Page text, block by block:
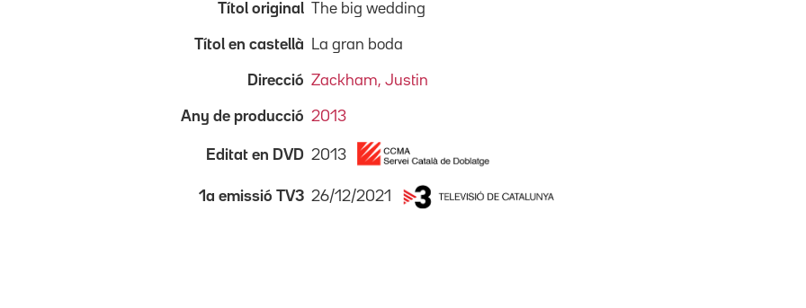
Títol original The big wedding
Títol en castellà La gran boda
Direcció Zackham, Justin
Any de producció 2013
Editat en DVD 2013
1a emissió TV3 26/12/2021